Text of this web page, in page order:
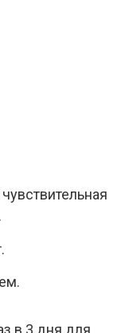
в 3 дня для